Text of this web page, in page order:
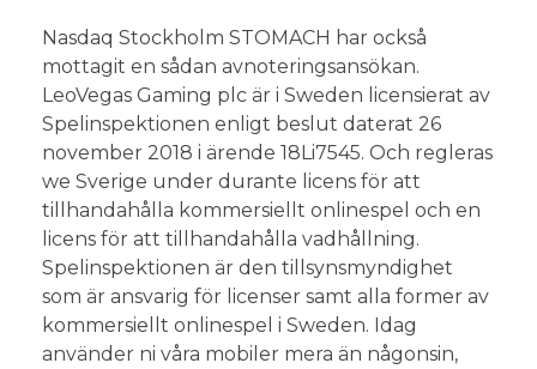
Nasdaq Stockholm STOMACH har också
mottagit en sådan avnoteringsansökan.
LeoVegas Gaming plc är i Sweden licensierat av
Spelinspektionen enligt beslut daterat 26
november 2018 i ärende 18Li7545. Och regleras
we Sverige under durante licens för att
tillhandahålla kommersiellt onlinespel och en
licens för att tillhandahålla vadhållning.
Spelinspektionen är den tillsynsmyndighet
som är ansvarig för licenser samt alla former av
kommersiellt onlinespel i Sweden. Idag
använder ni våra mobiler mera än någonsin,